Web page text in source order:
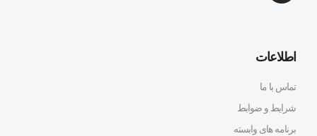
اطلاعات
تماس با ما
شرایط و ضوابط
برنامه های وابسته